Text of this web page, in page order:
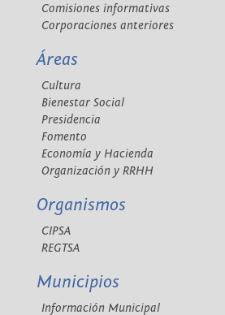
Comisiones informativas
Corporaciones anteriores
Áreas
Cultura
Bienestar Social
Presidencia
Fomento
Economía y Hacienda
Organización y RRHH
Organismos
CIPSA
REGTSA
Municipios
Información Municipal